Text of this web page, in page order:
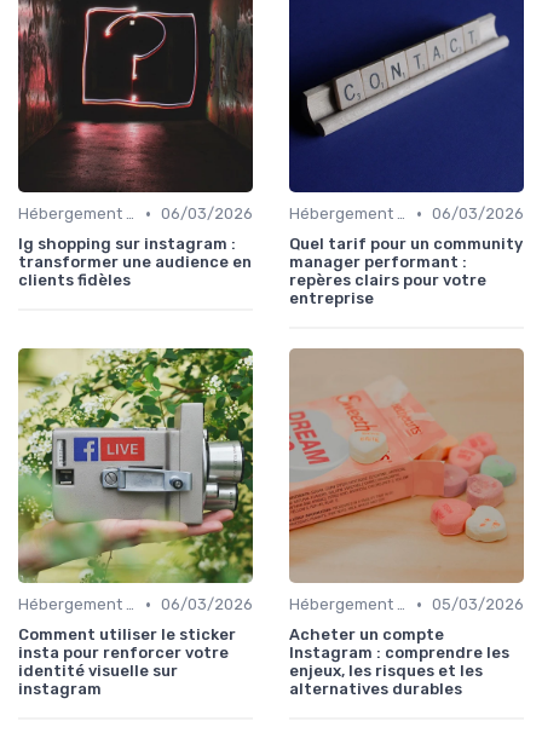
Hébergement et Maintenance Web • 06/03/2026
Ig shopping sur instagram :
transformer une audience en
clients fidèles
Hébergement et Maintenance Web • 06/03/2026
Quel tarif pour un community
manager performant :
repères clairs pour votre
entreprise
Hébergement et Maintenance Web • 06/03/2026
Comment utiliser le sticker
insta pour renforcer votre
identité visuelle sur
instagram
Hébergement et Maintenance Web • 05/03/2026
Acheter un compte
Instagram : comprendre les
enjeux, les risques et les
alternatives durables